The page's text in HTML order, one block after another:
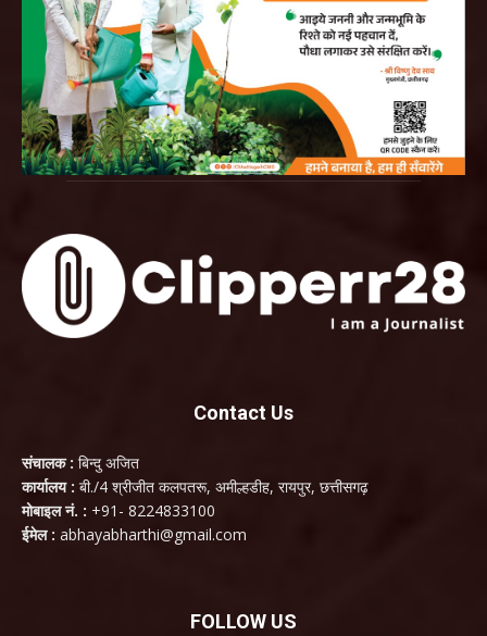
Contact Us
संचालक : बिन्दु अजित
कार्यालय : बी./4 श्रीजीत कलपतरू, अमील्हडीह, रायपुर, छत्तीसगढ़
मोबाइल नं. : +91- 8224833100
ईमेल : abhayabharthi@gmail.com
FOLLOW US